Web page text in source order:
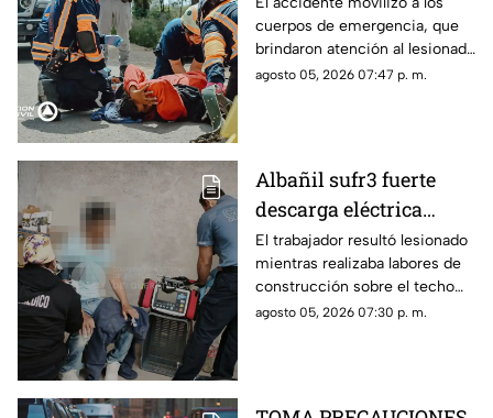
La Venta
cuerpos de emergencia, que
brindaron atención al lesionado
antes de trasladarlo a un
agosto 05, 2026 07:47 p. m.
Albañil sufr3 fuerte
descarga eléctrica
mientras trabajaba en
una azotea de San José
Buenavista
El trabajador resultó lesionado
mientras realizaba labores de
construcción sobre el techo
de una vivienda y tuvo que
agosto 05, 2026 07:30 p. m.